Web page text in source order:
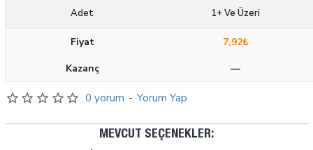
0 yorum - Yorum Yap
MEVCUT SEÇENEKLER:
Adet 1+ Ve Üzeri
Fiyat
7,92₺
Kazanç
—